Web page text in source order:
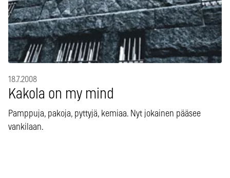
18.7.2008
Kakola on my mind
Pamppuja, pakoja, pyttyjä, kemiaa. Nyt jokainen pääsee
vankilaan.